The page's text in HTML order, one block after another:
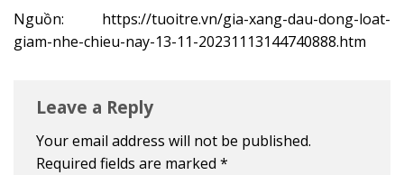
Nguồn: https://tuoitre.vn/gia-xang-dau-dong-loat-
giam-nhe-chieu-nay-13-11-20231113144740888.htm
Leave a Reply
Your email address will not be published.
Required fields are marked *